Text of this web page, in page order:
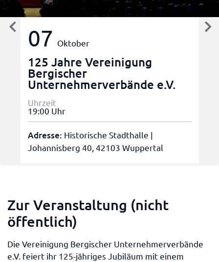
07 Oktober
125 Jahre Vereinigung
Bergischer
Unternehmerverbände e.V.
Uhrzeit
19:00 Uhr
Adresse: Historische Stadthalle |
Johannisberg 40, 42103 Wuppertal
Zur Veranstaltung (nicht
öffentlich)
Die Vereinigung Bergischer Unternehmerverbände
e.V. feiert ihr 125-jähriges Jubiläum mit einem